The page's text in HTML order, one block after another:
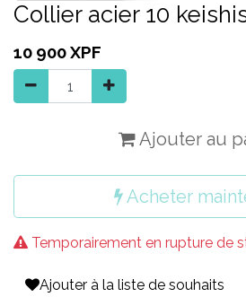
Collier acier 10
10 900XPF
Ajouter au
Acheter
Temporairement en rupture de
Ajouter à la liste de souhaits